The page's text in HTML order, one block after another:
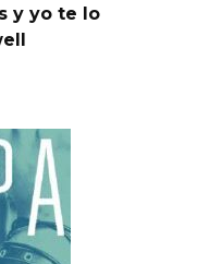
y yo te lo